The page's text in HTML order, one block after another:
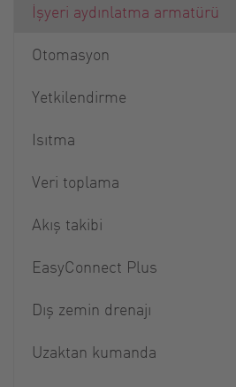
İşyeri aydınlatma armatürü
Otomasyon
Yetkilendirme
Isıtma
Veri toplama
Akış takibi
EasyConnect Plus
Dış zemin drenajı
Uzaktan kumanda